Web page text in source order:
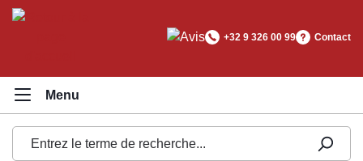
principal
+32 9 326 00 99 Contact